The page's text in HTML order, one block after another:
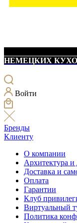
НЕМЕЦКИХ
Войти
Бренды
Клиенту
О компании
Архитектура и
Доставка и
Оплата
Гарантии
Клуб
Виртуальный
Политика